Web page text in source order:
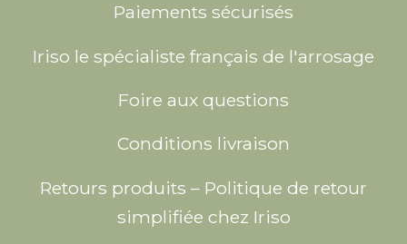
Paiements sécurisés
Iriso le spécialiste français de l'arrosage
Foire aux questions
Conditions livraison
Retours produits – Politique de retour
simplifiée chez Iriso